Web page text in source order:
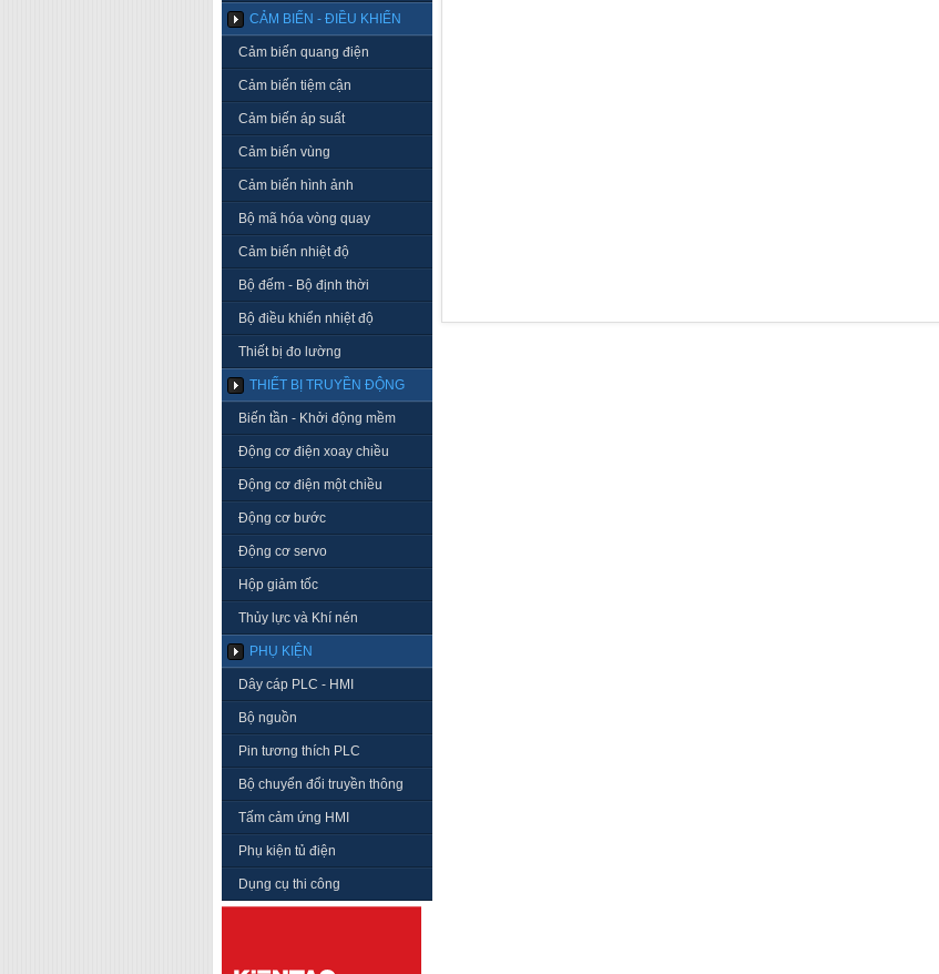
CẢM BIẾN - ĐIỀU KHIỂN
Cảm biến quang điện
Cảm biến tiệm cận
Cảm biến áp suất
Cảm biến vùng
Cảm biến hình ảnh
Bộ mã hóa vòng quay
Cảm biến nhiệt độ
Bộ đếm - Bộ định thời
Bộ điều khiển nhiệt độ
Thiết bị đo lường
THIẾT BỊ TRUYỀN ĐỘNG
Biến tần - Khởi động mềm
Động cơ điện xoay chiều
Động cơ điện một chiều
Động cơ bước
Động cơ servo
Hộp giảm tốc
Thủy lực và Khí nén
PHỤ KIỆN
Dây cáp PLC - HMI
Bộ nguồn
Pin tương thích PLC
Bộ chuyển đổi truyền thông
Tấm cảm ứng HMI
Phụ kiện tủ điện
Dụng cụ thi công